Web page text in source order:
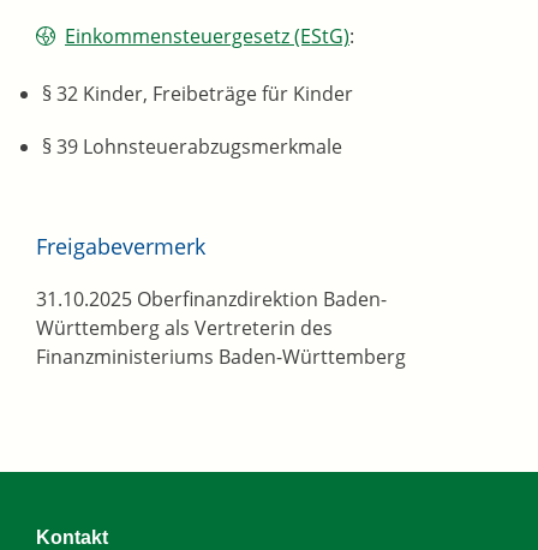
Einkommensteuergesetz (EStG):
§ 32 Kinder, Freibeträge für Kinder
§ 39 Lohnsteuerabzugsmerkmale
Freigabevermerk
31.10.2025 Oberfinanzdirektion Baden-
Württemberg als Vertreterin des
Finanzministeriums Baden-Württemberg
Kontakt